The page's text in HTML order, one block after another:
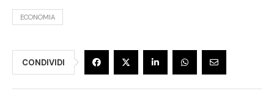
ECONOMIA
CONDIVIDI